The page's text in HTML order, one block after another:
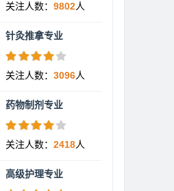
关注人数： 9802人
针灸推拿专业
关注人数： 3096人
药物制剂专业
关注人数： 2418人
高级护理专业